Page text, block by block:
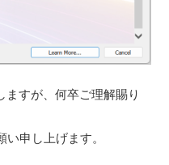
ますが、何卒ご理解賜り
申し上げます。